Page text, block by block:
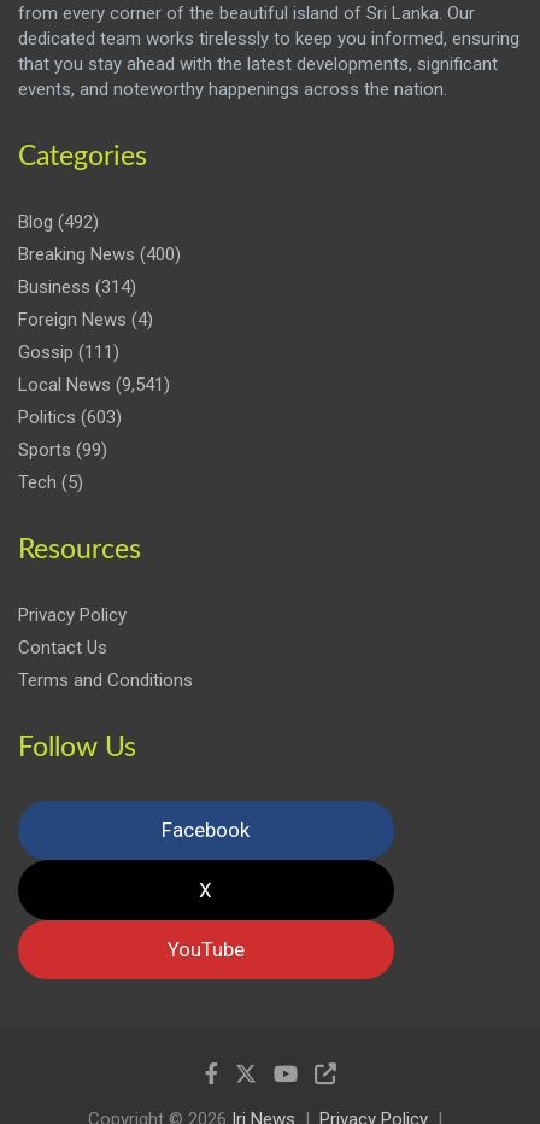
from every corner of the beautiful island of Sri Lanka. Our
dedicated team works tirelessly to keep you informed, ensuring
that you stay ahead with the latest developments, significant
events, and noteworthy happenings across the nation.
Categories
Blog (492)
Breaking News (400)
Business (314)
Foreign News (4)
Gossip (111)
Local News (9,541)
Politics (603)
Sports (99)
Tech (5)
Resources
Privacy Policy
Contact Us
Terms and Conditions
Follow Us
Facebook
X
YouTube